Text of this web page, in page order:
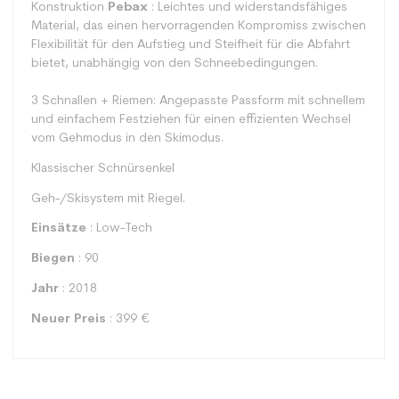
Konstruktion Pebax : Leichtes und widerstandsfähiges
Material, das einen hervorragenden Kompromiss zwischen
Flexibilität für den Aufstieg und Steifheit für die Abfahrt
bietet, unabhängig von den Schneebedingungen.
3 Schnallen + Riemen: Angepasste Passform mit schnellem
und einfachem Festziehen für einen effizienten Wechsel
vom Gehmodus in den Skimodus.
Klassischer Schnürsenkel
Geh-/Skisystem mit Riegel.
Einsätze : Low-Tech
Biegen : 90
Jahr : 2018
Neuer Preis : 399 €